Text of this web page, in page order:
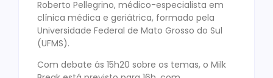
Roberto Pellegrino, médico-especialista em
clínica médica e geriátrica, formado pela
Universidade Federal de Mato Grosso do Sul
(UFMS).
Com debate ás 15h20 sobre os temas, o Milk